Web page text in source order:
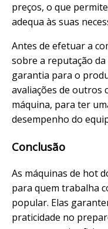
preços, o que
adequa às suas
Antes de efetuar a
sobre a reputação
garantia para o
avaliações de outros
máquina, para ter
desempenho do
Conclusão
As máquinas de hot
para quem trabalha
popular. Elas
praticidade no